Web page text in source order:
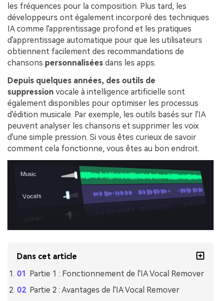
les fréquences pour la composition. Plus tard, les
développeurs ont également incorporé des techniques
IA comme l'apprentissage profond et les pratiques
d'apprentissage automatique pour que les utilisateurs
obtiennent facilement des recommandations de
chansons personnalisées dans les apps.
Depuis quelques années, des outils de
suppression vocale à intelligence artificielle sont
également disponibles pour optimiser les processus
d'édition musicale. Par exemple, les outils basés sur l'IA
peuvent analyser les chansons et supprimer les voix
d'une simple pression. Si vous êtes curieux de savoir
comment cela fonctionne, vous êtes au bon endroit.
Dans cet article
Partie 1 : Fonctionnement de l'IA Vocal Remover
Partie 2 : Avantages de l'IA Vocal Remover